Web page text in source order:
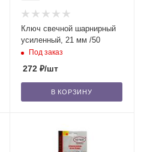
Ключ свечной шарнирный
усиленный, 21 мм /50
Под заказ
272₽/шт
В КОРЗИНУ